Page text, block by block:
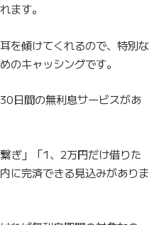
ます。
を傾けてくれるので、特別な
のキャッシングです。
日間の無利息サービスがあ
ぎ」「1、2万円だけ借りた
に完済できる見込みがありま